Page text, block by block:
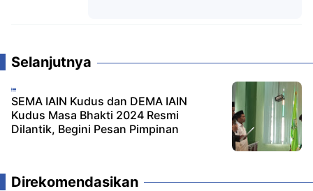
Selanjutnya
SEMA IAIN Kudus dan DEMA IAIN
Kudus Masa Bhakti 2024 Resmi
Dilantik, Begini Pesan Pimpinan
Direkomendasikan